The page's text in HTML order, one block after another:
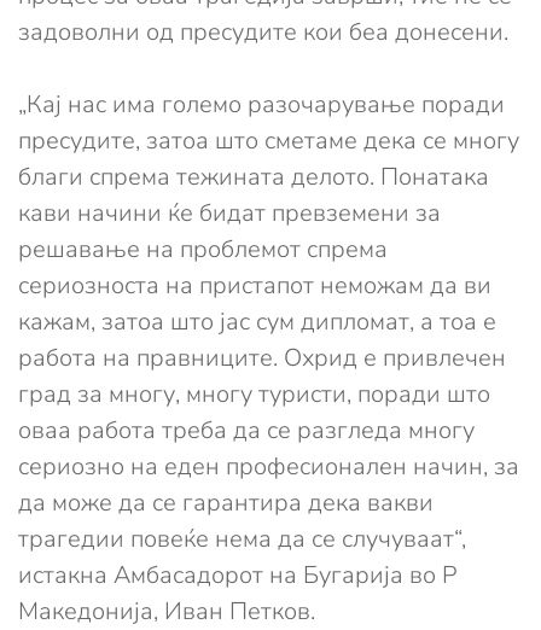
задоволни од пресудите кои беа донесени.
„Кај нас има големо разочарување поради
пресудите, затоа што сметаме дека се многу
благи спрема тежината делото. Понатака
кави начини ќе бидат превземени за
решавање на проблемот спрема
сериозноста на пристапот неможам да ви
кажам, затоа што јас сум дипломат, а тоа е
работа на правниците. Охрид е привлечен
град за многу, многу туристи, поради што
оваа работа треба да се разгледа многу
сериозно на еден професионален начин, за
да може да се гарантира дека вакви
трагедии повеќе нема да се случуваат“,
истакна Амбасадорот на Бугарија во Р
Македонија, Иван Петков.